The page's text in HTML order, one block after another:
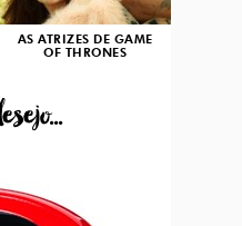
AS ATRIZES DE GAME
OF THRONES